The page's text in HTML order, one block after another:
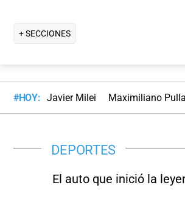
+ SECCIONES
#HOY: Javier Milei Maximiliano
DEPORTES
El auto que inició la